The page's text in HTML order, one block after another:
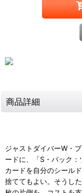
商品詳細
ジャストダイバーW・
ードに、「S・バック
カードを自分のシール
捨ててもよい。そうし